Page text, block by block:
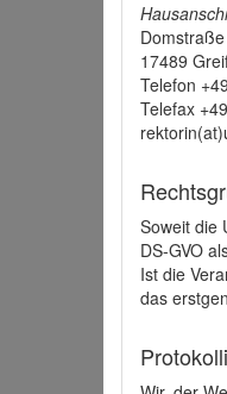
17489
Telefon
Telefax
Soweit die
DS-GVO
Ist die
das